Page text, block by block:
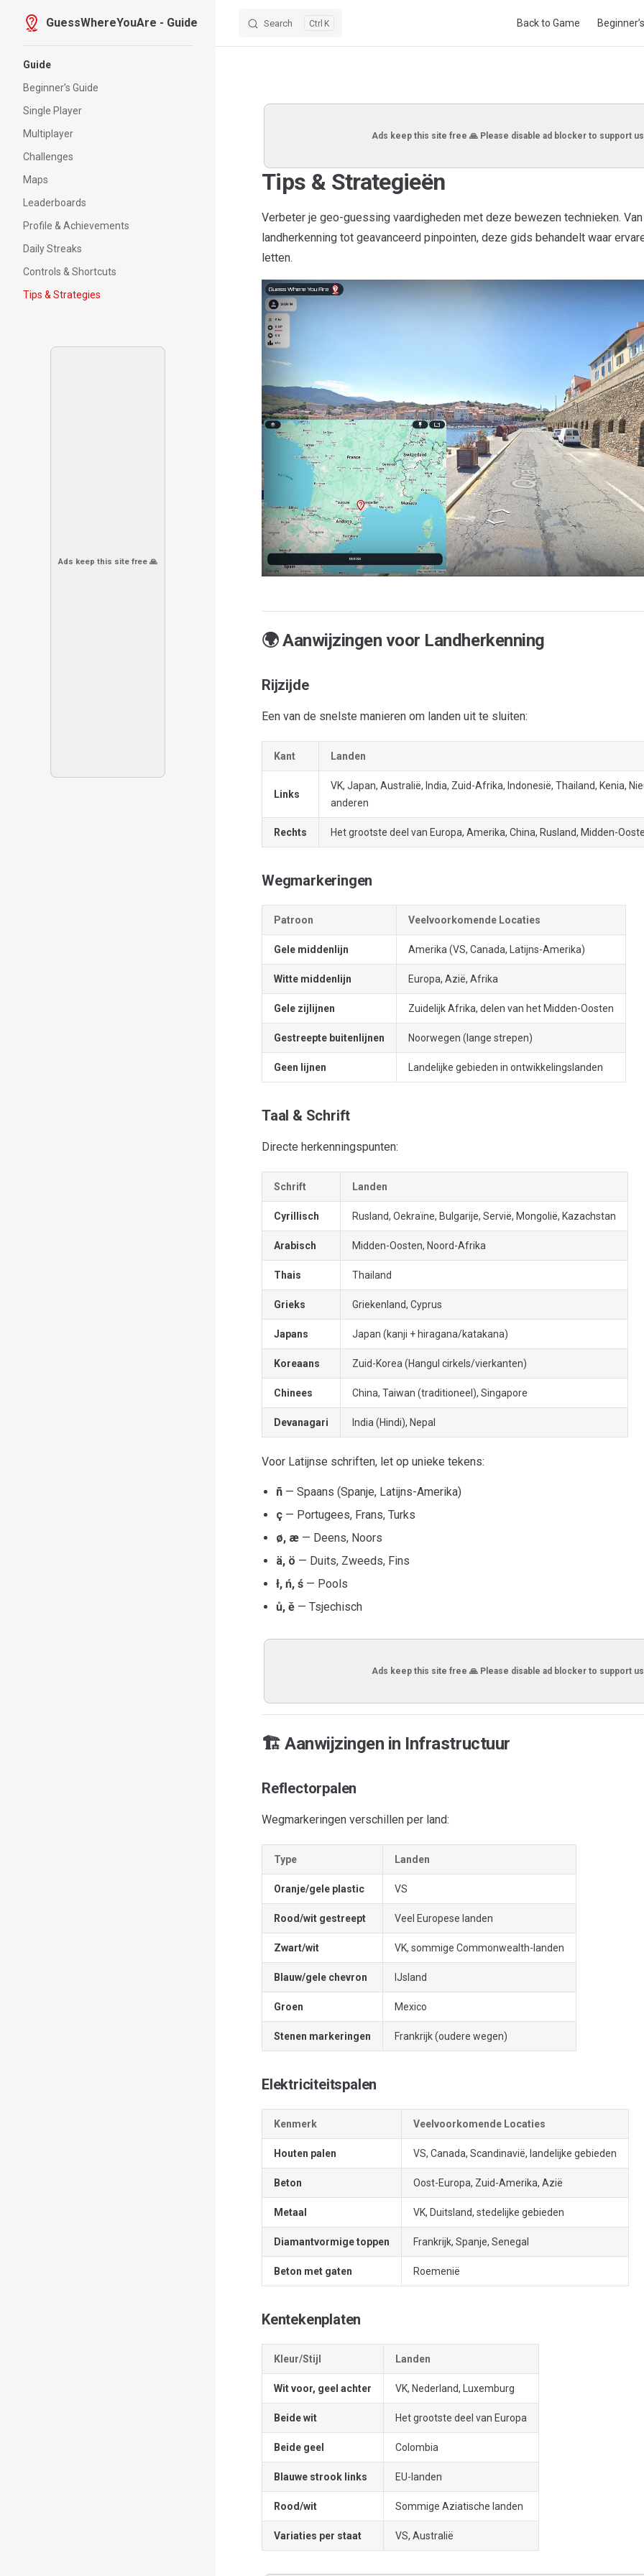
Skip to content
GuessWhereYouAre - Guide Search K Back to Game
Guide
Beginner’s Guide
Single Player
Multiplayer
Challenges
Maps
Leaderboards
Profile & Achievements
Daily Streaks
Controls & Shortcuts
Tips & Strategies
Ads keep this site free 🙏
Ads keep this site free 🙏 Please disable ad blocker to support
Tips & Strategieën
Verbeter je geo-guessing vaardigheden met deze bewezen technieken.
landherkenning tot geavanceerd pinpointen, deze gids behandelt waar
letten.
🌍 Aanwijzingen voor Landherkenning
Rijzijde
Een van de snelste manieren om landen uit te sluiten:
Kant Landen
Links
VK, Japan, Australië, India, Zuid-Afrika, Indonesië, Thailand, Kenia,
anderen
Rechts Het grootste deel van Europa, Amerika, China, Rusland, Midden-
Wegmarkeringen
Patroon Veelvoorkomende Locaties
Gele middenlijn Amerika (VS, Canada, Latijns-Amerika)
Witte middenlijn Europa, Azië, Afrika
Gele zijlijnen Zuidelijk Afrika, delen van het Midden-Oosten
Gestreepte buitenlijnen Noorwegen (lange strepen)
Geen lijnen Landelijke gebieden in ontwikkelingslanden
Taal & Schrift
Directe herkenningspunten:
Schrift Landen
Cyrillisch Rusland, Oekraïne, Bulgarije, Servië, Mongolië, Kazachstan
Arabisch Midden-Oosten, Noord-Afrika
Thais Thailand
Grieks Griekenland, Cyprus
Japans Japan (kanji + hiragana/katakana)
Koreaans Zuid-Korea (Hangul cirkels/vierkanten)
Chinees China, Taiwan (traditioneel), Singapore
Devanagari India (Hindi), Nepal
Voor Latijnse schriften, let op unieke tekens:
ñ — Spaans (Spanje, Latijns-Amerika)
ç — Portugees, Frans, Turks
ø, æ — Deens, Noors
ä, ö — Duits, Zweeds, Fins
ł, ń, ś — Pools
ů, ě — Tsjechisch
Ads keep this site free 🙏 Please disable ad blocker to support
🏗️ Aanwijzingen in Infrastructuur
Reflectorpalen
Wegmarkeringen verschillen per land:
Type Landen
Oranje/gele plastic VS
Rood/wit gestreept Veel Europese landen
Zwart/wit VK, sommige Commonwealth-landen
Blauw/gele chevron IJsland
Groen Mexico
Stenen markeringen Frankrijk (oudere wegen)
Elektriciteitspalen
Kenmerk Veelvoorkomende Locaties
Houten palen VS, Canada, Scandinavië, landelijke gebieden
Beton Oost-Europa, Zuid-Amerika, Azië
Metaal VK, Duitsland, stedelijke gebieden
Diamantvormige toppen Frankrijk, Spanje, Senegal
Beton met gaten Roemenië
Kentekenplaten
Kleur/Stijl Landen
Wit voor, geel achter VK, Nederland, Luxemburg
Beide wit Het grootste deel van Europa
Beide geel Colombia
Blauwe strook links EU-landen
Rood/wit Sommige Aziatische landen
Variaties per staat VS, Australië